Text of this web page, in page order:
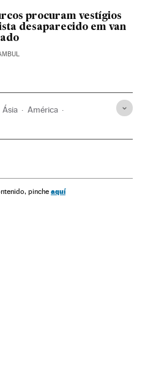
procuram vestígios
desaparecido em van
Ásia América
Norte Casos judiciais
pinche aquí